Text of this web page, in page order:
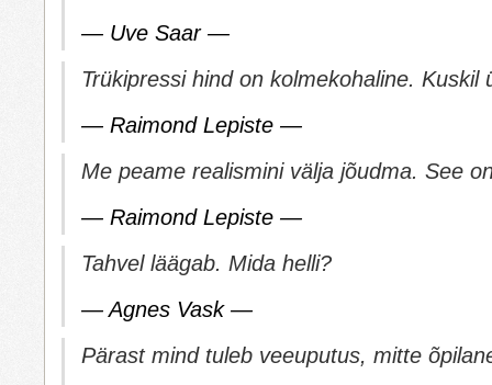
— Uve Saar —
Trükipressi hind on kolmekohaline. Kuskil
— Raimond Lepiste —
Me peame realismini välja jõudma. See
— Raimond Lepiste —
Tahvel läägab. Mida helli?
— Agnes Vask —
Pärast mind tuleb veeuputus, mitte